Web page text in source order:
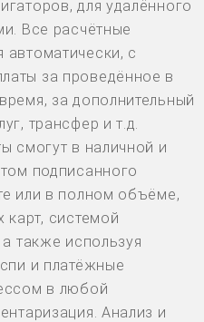
для удалённого
Все расчётные
автоматически, с
за проведённое в
за дополнительный
трансфер и т.д.
смогут в наличной и
подписанного
или в полном объёме,
карт, системой
также используя
и платёжные
в любой
Анализ и